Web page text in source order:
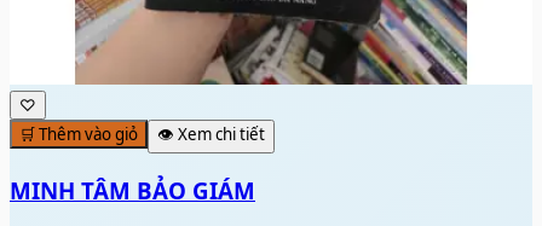
♡
🛒 Thêm vào giỏ
👁️ Xem chi tiết
MINH TÂM BẢO GIÁM